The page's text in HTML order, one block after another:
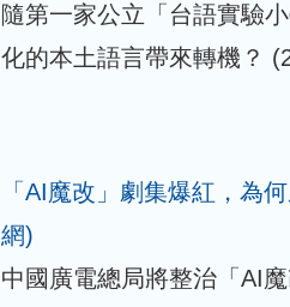
隨第一家公立「台語實驗
化的本土語言帶來轉機？
「AI魔改」劇集爆紅，為
網)
中國廣電總局將整治「AI